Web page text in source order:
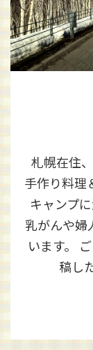
札幌在住
手作り料理
キャンプ
乳がんや
います。
稿し